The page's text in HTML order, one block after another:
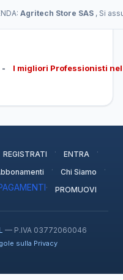
Agritech Store SAS , Si
I migliori Professionisti
REGISTRATI · ENTRA ·
· Chi Siamo ·
· PROMUOVI
— P.IVA 03772060046
sulla Privacy